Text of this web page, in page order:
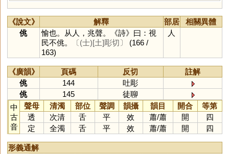
《說文》 解釋 部居
相關異體
佻
愉也。从人，兆聲。《詩》曰：視
民不佻。
〔(士)[土]彫切〕
(166 /
163)
人
《廣韻》 頁碼 反切
註解
佻
144
吐彫
佻
145
徒聊
中
古
音
聲母 清濁 部位 聲調 韻攝 韻目 開合
等第
透
次清 舌 平 效 蕭/蕭 開
四
定
全濁 舌 平 效 蕭/蕭 開 四
形義通解